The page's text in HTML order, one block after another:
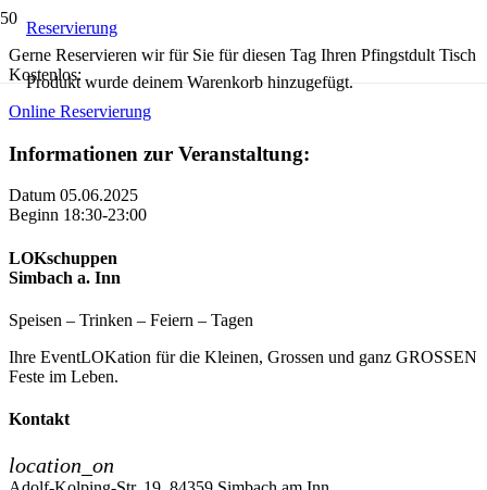
Reservierung
Produktwurde deinem Warenkorb hinzugefügt.
Gerne Reservieren wir für Sie für diesen Tag Ihren Pfingstdult Tisch
Kostenlos:
Online Reservierung
Informationen zur Veranstaltung:
Datum 05.06.2025
Beginn 18:30-23:00
LOKschuppen
Simbach a. Inn
Speisen – Trinken – Feiern – Tagen
Ihre EventLOKation für die Kleinen, Grossen und ganz GROSSEN
Feste im Leben.
Kontakt
location_on